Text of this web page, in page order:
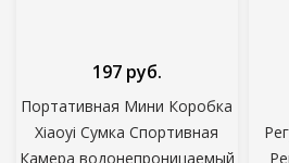
Портативная Мини Коробка
Xiaoyi Сумка Спортивная
Камера водонепроницаемый
197 руб.